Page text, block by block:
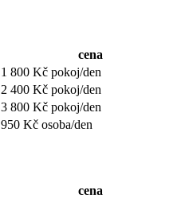
cena
1 800 Kč pokoj/den
2 400 Kč pokoj/den
3 800 Kč pokoj/den
950 Kč osoba/den
cena